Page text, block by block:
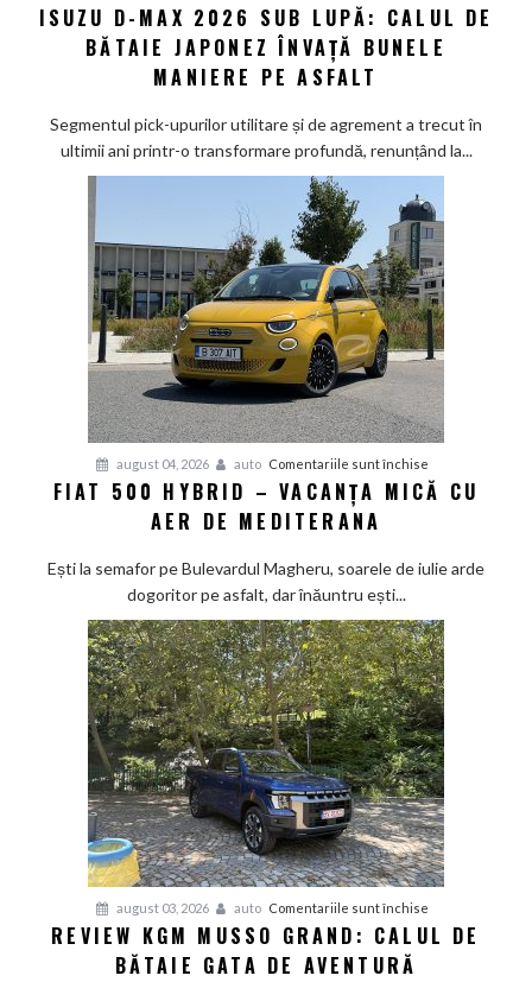
D-
sub
lupă:
de
bătaie
japonez
învață
bunele
maniere
pe
ISUZU D-MAX 2026 SUB LUPĂ: CALUL DE
BĂTAIE JAPONEZ ÎNVAȚĂ BUNELE
MANIERE PE ASFALT
Segmentul pick-upurilor utilitare și de agrement a trecut în
ultimii ani printr-o transformare profundă, renunțând la...
august 04, 2026 auto Comentariile sunt închise
Fiat
–
mică
cu
aer
de
Mediterana
FIAT 500 HYBRID – VACANȚA MICĂ CU
AER DE MEDITERANA
Ești la semafor pe Bulevardul Magheru, soarele de iulie arde
dogoritor pe asfalt, dar înăuntru ești...
august 03, 2026 auto Comentariile sunt închise
Review
REVIEW KGM MUSSO GRAND: CALUL DE
BĂTAIE GATA DE AVENTURĂ